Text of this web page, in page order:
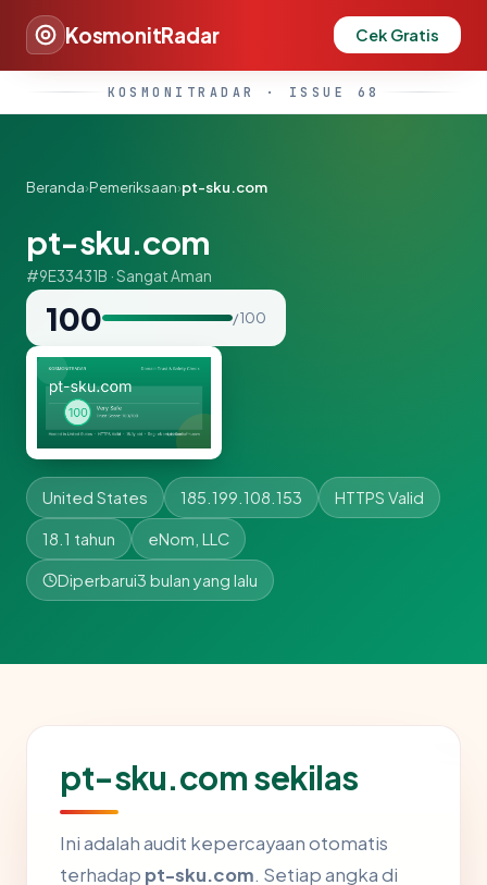
KosmonitRadar Cek Gratis
KOSMONITRADAR · ISSUE 68
Beranda›Pemeriksaan›pt-sku.com
pt-sku.com
#9E33431B · Sangat Aman
100 / 100
United States 185.199.108.153 HTTPS Valid
18.1 tahun eNom, LLC
Diperbarui3 bulan yang lalu
pt-sku.com sekilas
Ini adalah audit kepercayaan otomatis
terhadap pt-sku.com. Setiap angka di